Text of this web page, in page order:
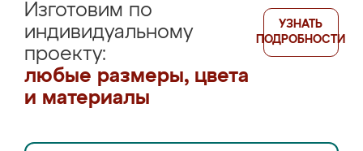
Изготовим по
индивидуальному
проекту:
любые размеры, цвета
и материалы
УЗНАТЬ
ПОДРОБНОСТИ